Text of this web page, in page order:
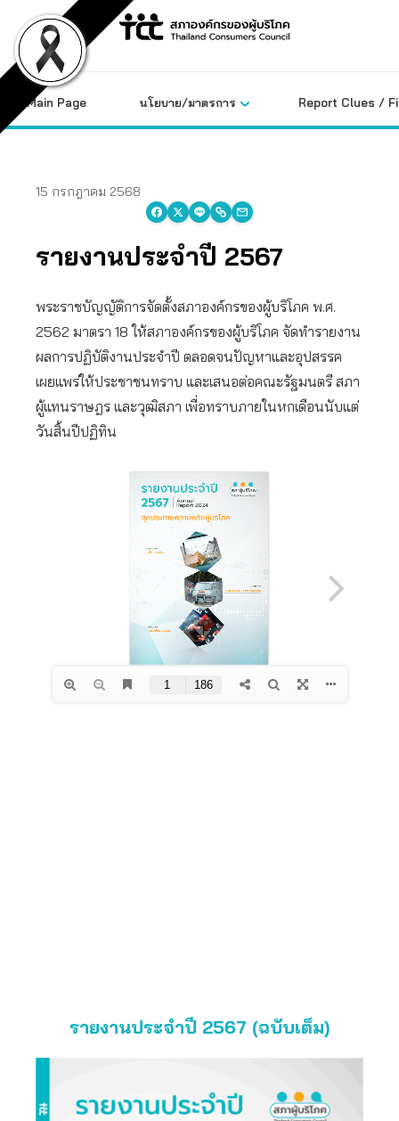
content
Main Page นโยบาย/มาตรการ Report Clues /
15 กรกฎาคม 2568
รายงานประจำปี 2567
พระราชบัญญัติการจัดตั้งสภาองค์กรของผู้บริโภค พ.ศ.
2562 มาตรา 18 ให้สภาองค์กรของผู้บริโภค จัดทำรายงาน
ผลการปฏิบัติงานประจำปี ตลอดจนปัญหาและอุปสรรค
เผยแพร่ให้ประชาชนทราบ และเสนอต่อคณะรัฐมนตรี สภา
ผู้แทนราษฎร และวุฒิสภา เพื่อทราบภายในหกเดือนนับแต่
วันสิ้นปีปฏิทิน
รายงานประจำปี 2567 (ฉบับเต็ม)